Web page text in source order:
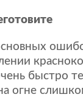
быстро
огне